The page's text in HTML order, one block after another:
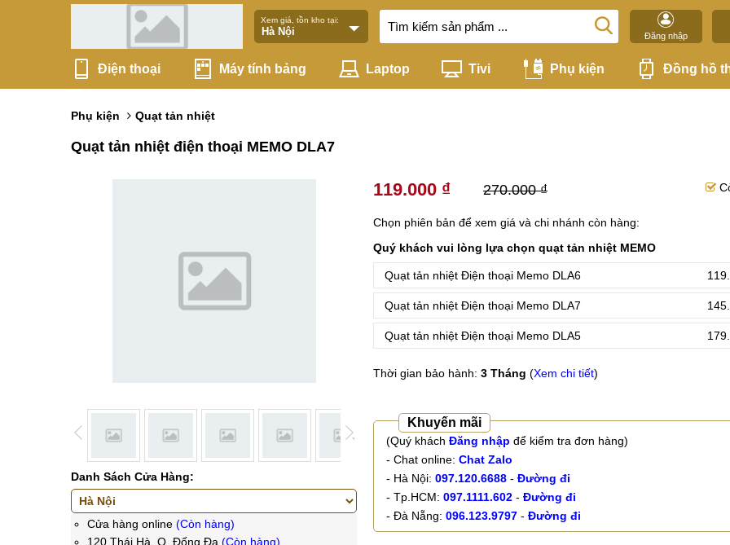
Xem giá, tồn kho tại:
Đăng nhập
Điện thoại Máy tính bảng Laptop Tivi Phụ kiện Đồng hồ
Phụ kiện Quạt tản nhiệt
Quạt tản nhiệt điện thoại MEMO DLA7
Danh Sách Cửa Hàng:
Cửa hàng online (Còn hàng)
120 Thái Hà, Q. Đống Đa (Còn hàng)
119.000 ₫ 270.000 ₫
Chọn phiên bản để xem giá và chi nhánh còn hàng:
Quý khách vui lòng lựa chọn quạt tản nhiệt MEMO
Quạt tản nhiệt Điện thoại Memo DLA6
Quạt tản nhiệt Điện thoại Memo DLA7
Quạt tản nhiệt Điện thoại Memo DLA5
Thời gian bảo hành: 3 Tháng (Xem chi tiết)
Khuyến mãi
(Quý khách Đăng nhập để kiểm tra đơn hàng)
- Chat online: Chat Zalo
- Hà Nội: 097.120.6688 - Đường đi
- Tp.HCM: 097.1111.602 - Đường đi
- Đà Nẵng: 096.123.9797 - Đường đi